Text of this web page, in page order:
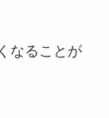
なることが